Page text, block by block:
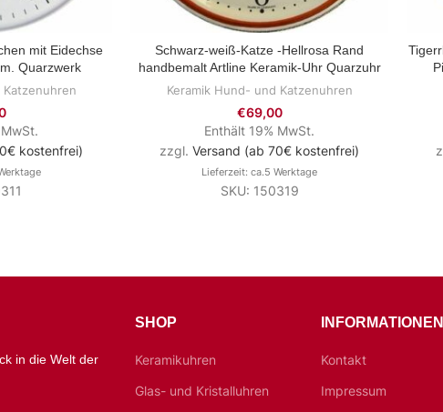
mit Eidechse
Quarzwerk
Katzenuhren
kostenfrei)
ZUM PRODUKT
Schwarz-weiß-Katze -Hellrosa Rand
handbemalt Artline Keramik-Uhr Quarzuhr
Keramik Hund- und Katzenuhren
€69,00
Enthält 19% MwSt.
zzgl. Versand (ab 70€ kostenfrei)
Lieferzeit: ca.5 Werktage
SKU: 150319
in die Welt der
SHOP
Keramikuhren
Glas- und Kristalluhren
INFORMATIONEN
Kontakt
Impressum